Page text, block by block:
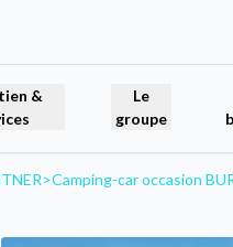
&
Le
groupe
>Camping-car occasion